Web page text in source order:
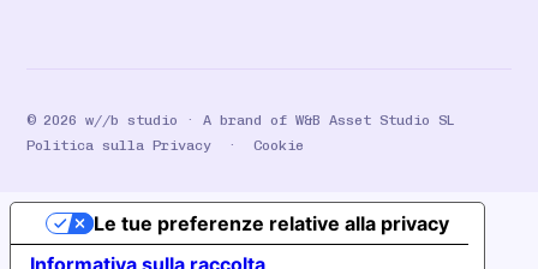
©2026 w//b studio · A brand of W&B Asset Studio SL
Politica sulla Privacy ·Cookie
Le tue preferenze relative alla privacy